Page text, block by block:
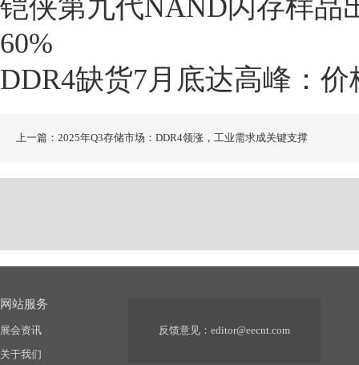
铠侠第九代NAND闪存样品
60%
DDR4缺货7月底达高峰：
上一篇：2025年Q3存储市场：DDR4领涨，工业需求成关键支撑
网站服务
展会资讯
关于我们
反馈意见： editor@eecnt.com